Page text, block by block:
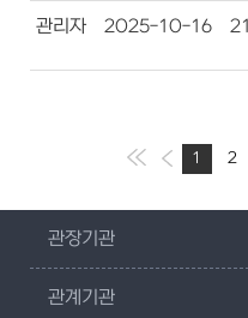
관리자 2025-10-16
1 2
관장기관
관계기관